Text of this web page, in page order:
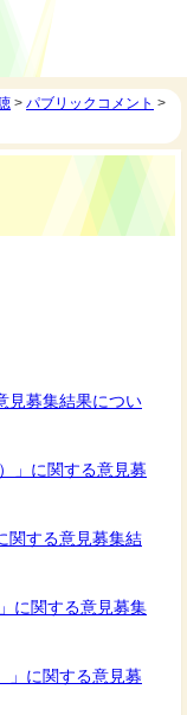
> パブリックコメント >
見募集結果につい
」に関する意見募
関する意見募集結
に関する意見募集
」に関する意見募